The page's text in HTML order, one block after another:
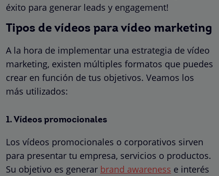
éxito para generar leads y engagement!
Tipos de vídeos para vídeo marketing
A la hora de implementar una estrategia de vídeo
marketing, existen múltiples formatos que puedes
crear en función de tus objetivos. Veamos los
más utilizados:
1. Vídeos promocionales
Los vídeos promocionales o corporativos sirven
para presentar tu empresa, servicios o productos.
Su objetivo es generar brand awareness e interés